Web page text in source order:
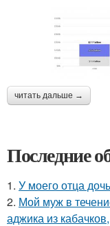
читать дальше →
Последние
1. У моего отца
2. Мой муж в
аджика из